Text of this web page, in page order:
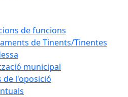
de funcions
de Tinents/Tinentes
municipal
de l'oposició